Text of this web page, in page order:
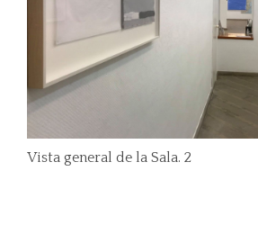
Vista general de la Sala. 2